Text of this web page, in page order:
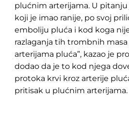
plućnim arterijama. U
koji je imao ranije, po svoj
emboliju pluća i kod koga
razlaganja tih trombnih
arterijama pluća”, kazao je
dodao da je to kod njega
protoka krvi kroz arterije
pritisak u plućnim arterijama.